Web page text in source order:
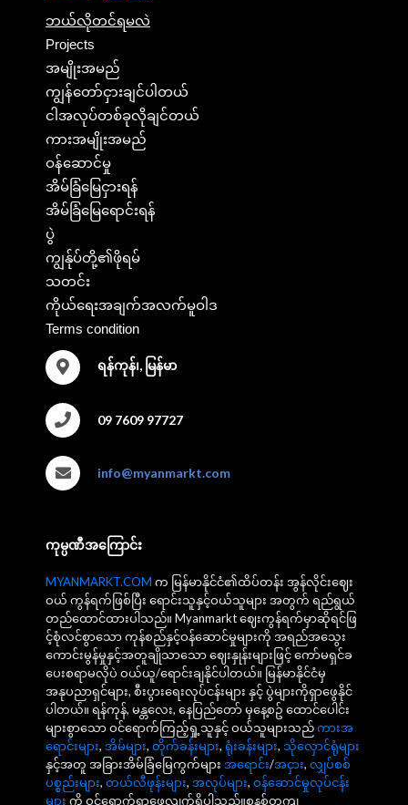
ဘယ်လိုတင်ရမလဲ
Projects
အမျိုးအမည်
ကျွန်တော်ငှားချင်ပါတယ်
ငါအလုပ်တစ်ခုလိုချင်တယ်
ကားအမျိုးအမည်
ဝန်ဆောင်မှု
အိမ်ခြံမြေငှားရန်
အိမ်ခြံမြေရောင်းရန်
ပွဲ
ကျွန်ုပ်တို့၏ဖိုရမ်
သတင်း
ကိုယ်ရေးအချက်အလက်မူဝါဒ
Terms condition
ရန်ကုန်၊, မြန်မာ
09 7609 97727
info@myanmarkt.com
ကုမ္ပဏီအကြောင်း
MYANMARKT.COM က မြန်မာနိုင်ငံ၏ထိပ်တန်း အွန်လိုင်းဈေး
ဝယ် ကွန်ရက်ဖြစ်ပြီး ရောင်းသူနှင့်ဝယ်သူများ အတွက် ရည်ရွယ်
တည်ထောင်ထားပါသည်။ Myanmarkt ဈေးကွန်ရက်မှာဆိုရင်ဖြ
င့်စုံလင်စွာသော ကုန်စည်နှင့်ဝန်ဆောင်မှုများကို အရည်အသွေး
ကောင်းမွန်မှုနှင့်အတူချိုသာသော ဈေးနှုန်းများဖြင့် ကော်မရှင်ခ
ပေးစရာမလိုပဲ ဝယ်ယူ/ရောင်းချနိုင်ပါတယ်။ မြန်မာနိုင်ငံမှ
အနုပညာရှင်များ, စီးပွားရေးလုပ်ငန်းများ နှင့် ပွဲများကိုရှာဖွေနိုင်
ပါတယ်။ ရန်ကုန်, မန္တလေး, နေပြည်တော် မှနေ့စဥ် ထောင်ပေါင်း
များစွာသော ဝင်ရောက်ကြည့်ရှု့သူနှင့် ဝယ်သူများသည်ကားအ
ရောင်းများ, အိမ်များ, တိုက်ခန်းများ, ရုံးခန်းများ, သိုလှောင်ရုံများ
နှင့်အတူ အခြားအိမ်ခြံမြေကွက်များ အရောင်း/အငှား, လျှပ်စစ်
ပစ္စည်းများ, တယ်လီဖုန်းများ, အလုပ်များ, ဝန်ဆောင်မှုလုပ်ငန်း
များ ကို ဝင်ရောက်ရှာဖွေလျက်ရှိပါသည်။စနစ်တကျ